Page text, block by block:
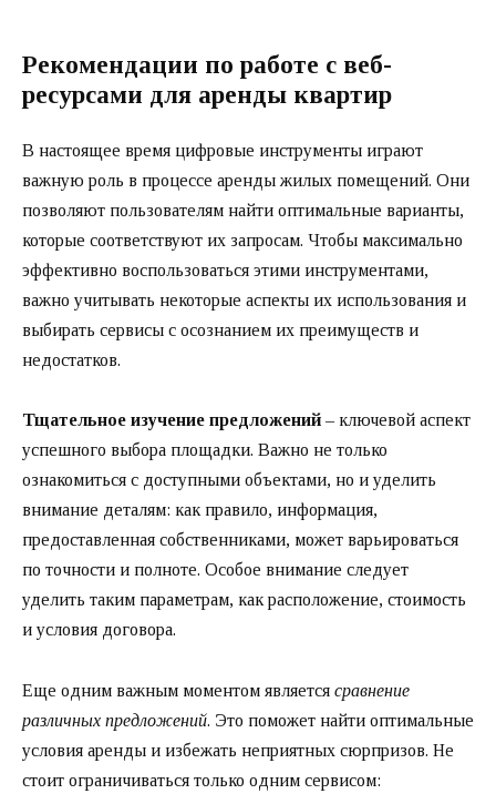
Рекомендации по работе с веб-
ресурсами для аренды квартир
В настоящее время цифровые инструменты играют
важную роль в процессе аренды жилых помещений. Они
позволяют пользователям найти оптимальные варианты,
которые соответствуют их запросам. Чтобы максимально
эффективно воспользоваться этими инструментами,
важно учитывать некоторые аспекты их использования и
выбирать сервисы с осознанием их преимуществ и
недостатков.
Тщательное изучение предложений – ключевой аспект
успешного выбора площадки. Важно не только
ознакомиться с доступными объектами, но и уделить
внимание деталям: как правило, информация,
предоставленная собственниками, может варьироваться
по точности и полноте. Особое внимание следует
уделить таким параметрам, как расположение, стоимость
и условия договора.
Еще одним важным моментом является сравнение
различных предложений. Это поможет найти оптимальные
условия аренды и избежать неприятных сюрпризов. Не
стоит ограничиваться только одним сервисом: